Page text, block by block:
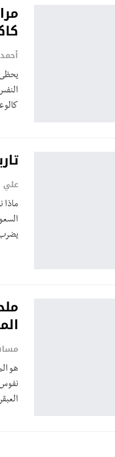
يحظى
علي
ماذا
يضرب
هو
نفوس